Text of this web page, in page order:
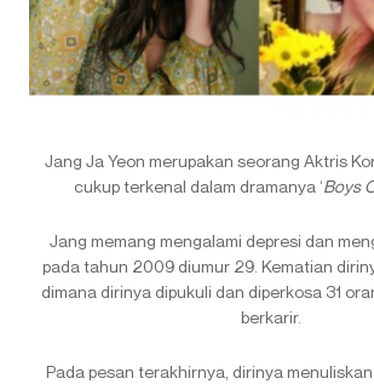
Jang Ja Yeon merupakan seorang Aktris
cukup terkenal dalam dramanya ‘Boys
Jang memang mengalami depresi dan
pada tahun 2009 diumur 29. Kematian
dimana dirinya dipukuli dan diperkosa 31
berkarir.
Pada pesan terakhirnya, dirinya